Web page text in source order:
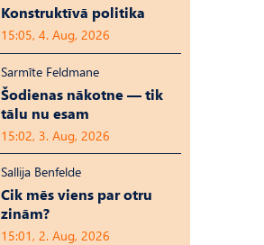
Konstruktīvā politika
15:05, 4. Aug, 2026
Sarmīte Feldmane
Šodienas nākotne — tik
tālu nu esam
15:02, 3. Aug, 2026
Sallija Benfelde
Cik mēs viens par otru
zinām?
15:01, 2. Aug, 2026